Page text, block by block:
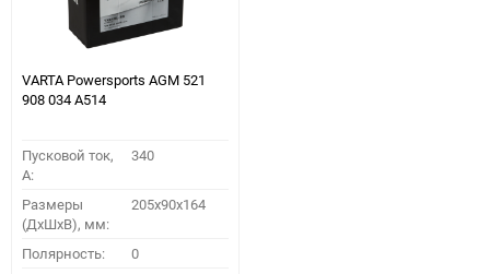
VARTA Powersports AGM 521
908 034 A514
Пусковой ток,
A:
340
Размеры
(ДхШхВ), мм:
205x90x164
Полярность: 0